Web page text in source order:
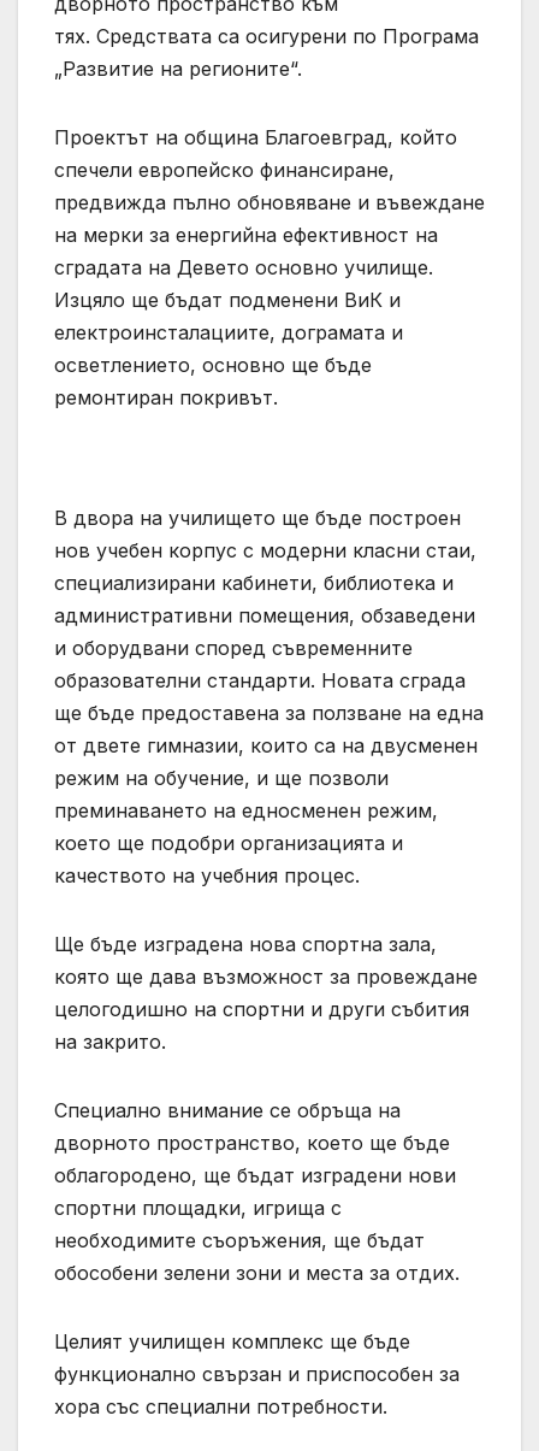
тях. Средствата са осигурени по Програма
„Развитие на регионите“.
Проектът на община Благоевград, който
спечели европейско финансиране,
предвижда пълно обновяване и въвеждане
на мерки за енергийна ефективност на
сградата на Девето основно училище.
Изцяло ще бъдат подменени ВиК и
електроинсталациите, дограмата и
осветлението, основно ще бъде
ремонтиран покривът.
В двора на училището ще бъде построен
нов учебен корпус с модерни класни стаи,
специализирани кабинети, библиотека и
административни помещения, обзаведени
и оборудвани според съвременните
образователни стандарти. Новата сграда
ще бъде предоставена за ползване на една
от двете гимназии, които са на двусменен
режим на обучение, и ще позволи
преминаването на едносменен режим,
което ще подобри организацията и
качеството на учебния процес.
Ще бъде изградена нова спортна зала,
която ще дава възможност за провеждане
целогодишно на спортни и други събития
на закрито.
Специално внимание се обръща на
дворното пространство, което ще бъде
облагородено, ще бъдат изградени нови
спортни площадки, игрища с
необходимите съоръжения, ще бъдат
обособени зелени зони и места за отдих.
Целият училищен комплекс ще бъде
функционално свързан и приспособен за
хора със специални потребности.